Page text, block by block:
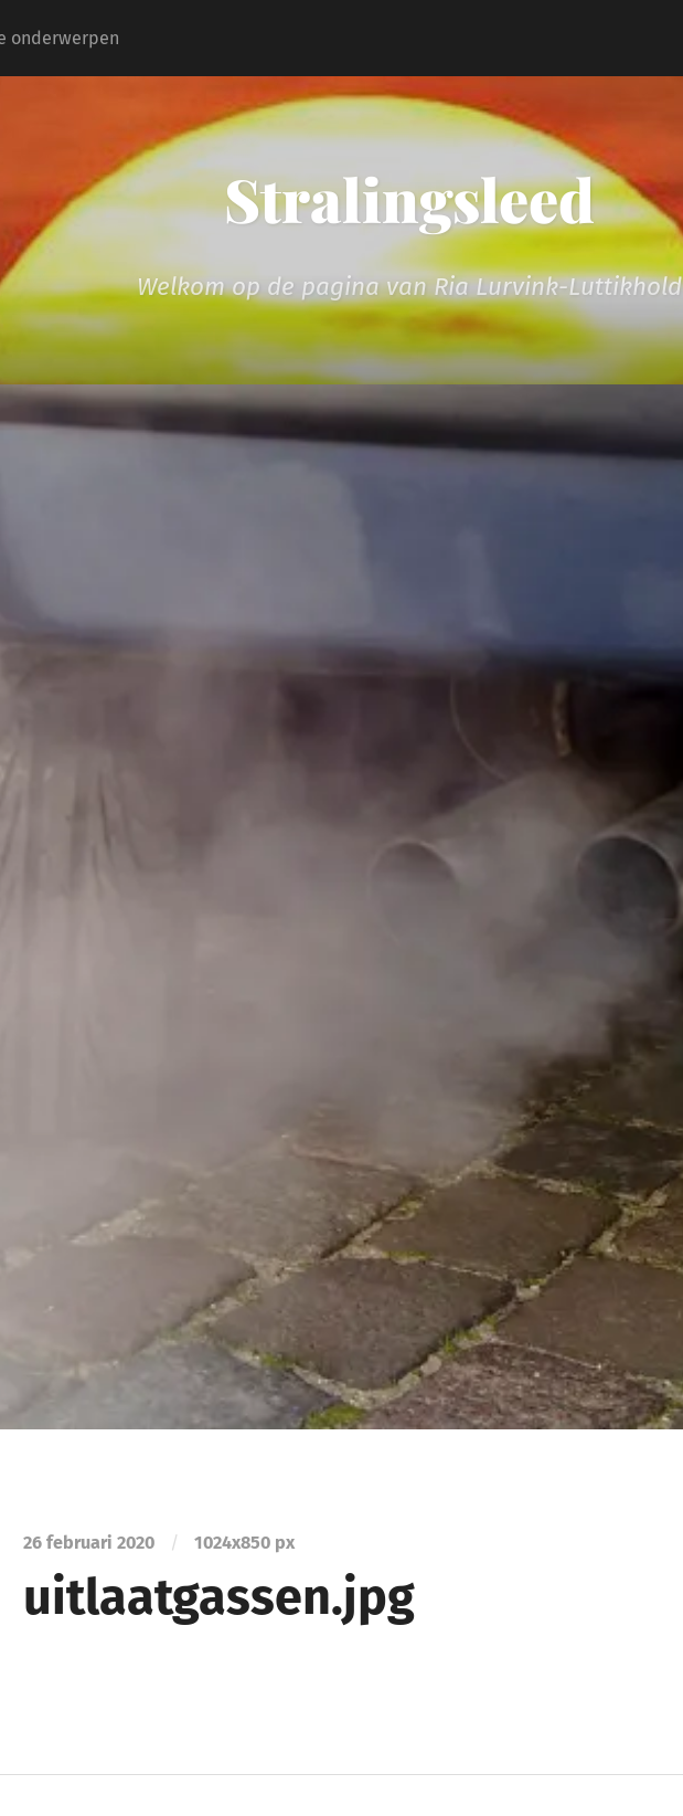
onderwerpen
Stralingsleed
Welkom op de pagina van Ria Lurvink-Luttikhold
26 februari 2020 / 1024x850 px
uitlaatgassen.jpg